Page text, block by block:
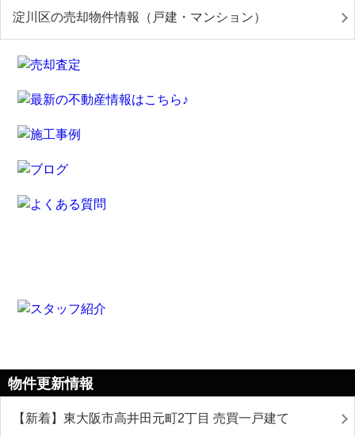
淀川区の売却物件情報（戸建・マンション）
物件更新情報
【新着】東大阪市高井田元町2丁目 売買一戸建て